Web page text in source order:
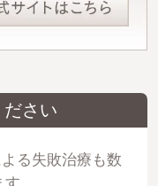
さい
る失敗治療も数
。